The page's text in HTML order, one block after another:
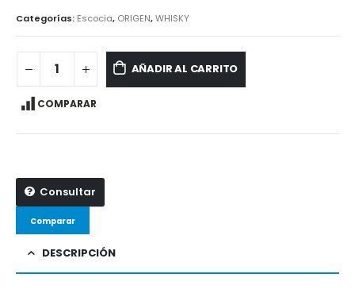
Categorías: Escocia, ORIGEN,WHISKY
AÑADIR AL CARRITO
COMPARAR
Consultar
Comparar
DESCRIPCIÓN